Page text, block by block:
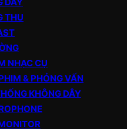
THU
NHẠC CỤ
& PHỎNG VẤN
KHÔNG DÂY